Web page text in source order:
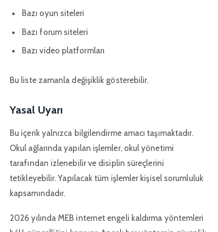
Bazı oyun siteleri
Bazı forum siteleri
Bazı video platformları
Bu liste zamanla değişiklik gösterebilir.
Yasal Uyarı
Bu içerik yalnızca bilgilendirme amacı taşımaktadır.
Okul ağlarında yapılan işlemler, okul yönetimi
tarafından izlenebilir ve disiplin süreçlerini
tetikleyebilir. Yapılacak tüm işlemler kişisel sorumluluk
kapsamındadır.
2026 yılında MEB internet engeli kaldırma yöntemleri